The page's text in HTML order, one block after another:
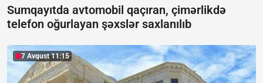
Sumqayıtda avtomobil qaçıran, çimərlikdə
telefon oğurlayan şəxslər saxlanılıb
7 Avqust 11:15